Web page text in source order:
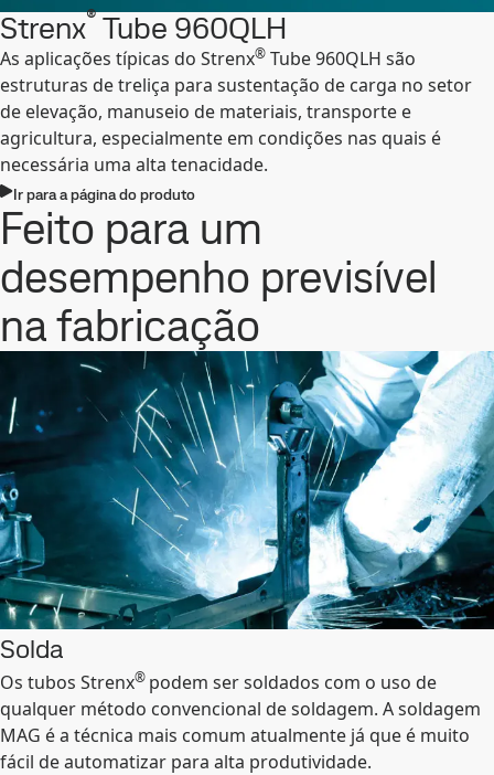
Strenx®Tube 960QLH
As aplicações típicas do Strenx® Tube 960QLH são
estruturas de treliça para sustentação de carga no setor
de elevação, manuseio de materiais, transporte e
agricultura, especialmente em condições nas quais é
necessária uma alta tenacidade.
Ir para a página do produto
Feito para um
desempenho previsível
na fabricação
Solda
Os tubos Strenx® podem ser soldados com o uso de
qualquer método convencional de soldagem. A soldagem
MAG é a técnica mais comum atualmente já que é muito
fácil de automatizar para alta produtividade.